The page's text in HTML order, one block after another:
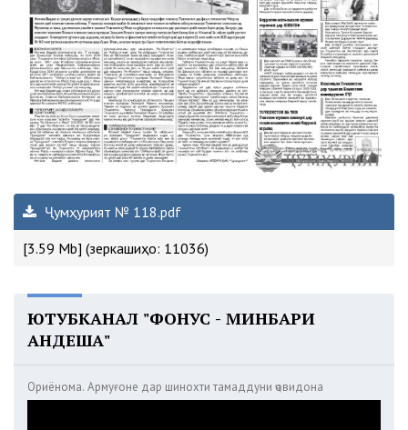
Ҷумҳурият № 118.pdf
[3.59 Mb] (зеркашиҳо: 11036)
ЮТУБКАНАЛ "ФОНУС - МИНБАРИ
АНДЕША"
Ориёнома. Армуғоне дар шинохти тамаддуни ҷовидона